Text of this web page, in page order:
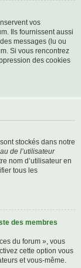
vos
Ils fournissent aussi
messages (lu ou
Si vous rencontrez
des cookies
stockés dans notre
de l’utilisateur
nom d’utilisateur en
tous les
des membres
du forum », vous
cette option vous
et vous-même.